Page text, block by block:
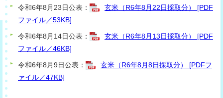
令和6年8月23日公表：
玄米（R6年8月22日採取分） [PDF
ファイル／53KB]
令和6年8月14日公表：
玄米（R6年8月13日採取分） [PDF
ファイル／46KB]
令和6年8月9日公表：
玄米（R6年8月8日採取分） [PDFフ
ァイル／47KB]